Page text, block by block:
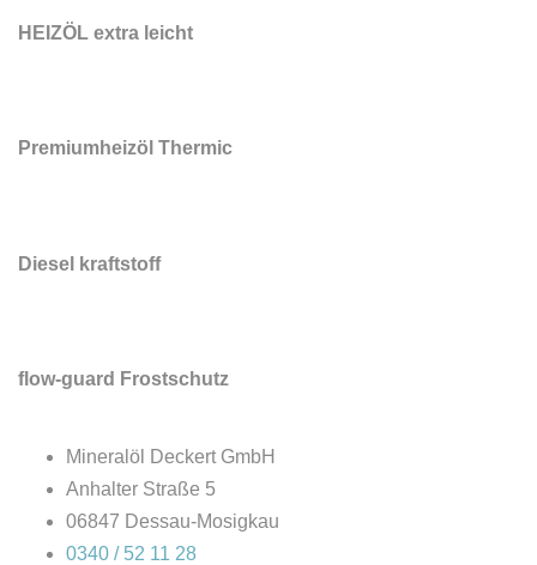
HEIZÖL extra leicht
Premiumheizöl Thermic
Diesel kraftstoff
flow-guard Frostschutz
Mineralöl Deckert GmbH
Anhalter Straße 5
06847 Dessau-Mosigkau
0340 / 52 11 28